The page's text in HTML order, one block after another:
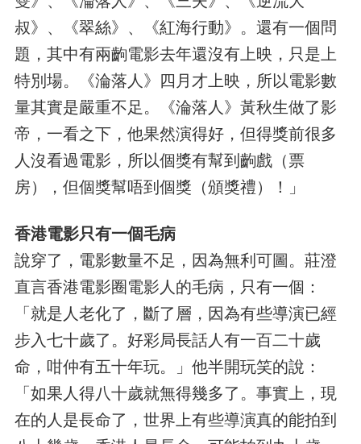
叔》、《翠絲》、《紅海行動》。還有一個問
題，其中有兩齣電影去年還沒有上映，只是上
特別場。《淪落人》四月才上映，所以電影數
量其實是嚴重不足。《淪落人》黃秋生做了影
帝，一看之下，他果然演得好，但得獎前很多
人沒看過電影，所以個獎有幫到齣戲（票
房），但個獎幫唔到個獎（頒獎禮）！」
香港電影只有一個毛病
說穿了，電影數量不足，因為無利可圖。莊澄
直言香港電影圈電影人的毛病，只有一個：
「就是人老化了，斷了層，因為有些導演已經
步入七十歲了。好彩局長話人有一百二十歲
命，咁仲有五十年玩。」他半開玩笑的說：
「如果人得八十歲就無得幾多了。事實上，現
在的人是長命了，世界上有些導演真的能拍到